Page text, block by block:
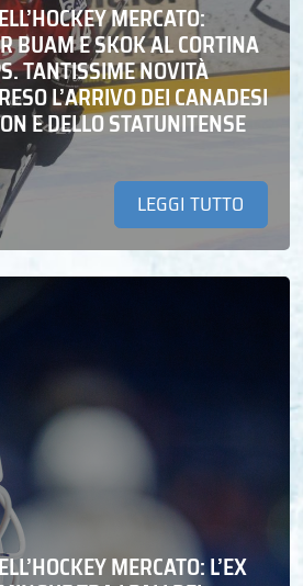
MERCATO:
BUAM E SKOK AL CORTINA
TANTISSIME NOVITÀ
L’ARRIVO DEI CANADESI
E DELLO STATUNITENSE
LEGGI TUTTO
MERCATO: L’EX